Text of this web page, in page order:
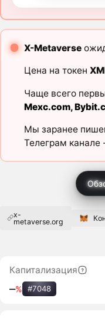
X-Metaverse
Цена на токен
Чаще всего
Mexc.com,
Мы заранее
Телеграм канале
x-
metaverse.org
Капитализация
‒% #7048